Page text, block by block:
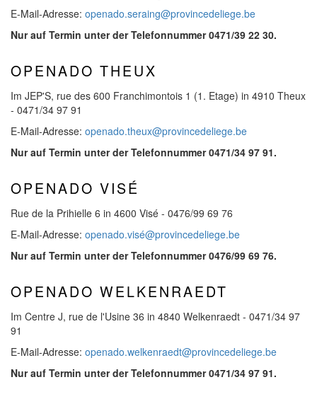
E-Mail-Adresse: openado.seraing@provincedeliege.be
Nur auf Termin unter der Telefonnummer 0471/39 22 30.
OPENADO THEUX
Im JEP'S, rue des 600 Franchimontois 1 (1. Etage) in 4910 Theux
- 0471/34 97 91
E-Mail-Adresse: openado.theux@provincedeliege.be
Nur auf Termin unter der Telefonnummer 0471/34 97 91.
OPENADO VISÉ
Rue de la Prihielle 6 in 4600 Visé - 0476/99 69 76
E-Mail-Adresse: openado.visé@provincedeliege.be
Nur auf Termin unter der Telefonnummer 0476/99 69 76.
OPENADO WELKENRAEDT
Im Centre J, rue de l'Usine 36 in 4840 Welkenraedt - 0471/34 97
91
E-Mail-Adresse: openado.welkenraedt@provincedeliege.be
Nur auf Termin unter der Telefonnummer 0471/34 97 91.